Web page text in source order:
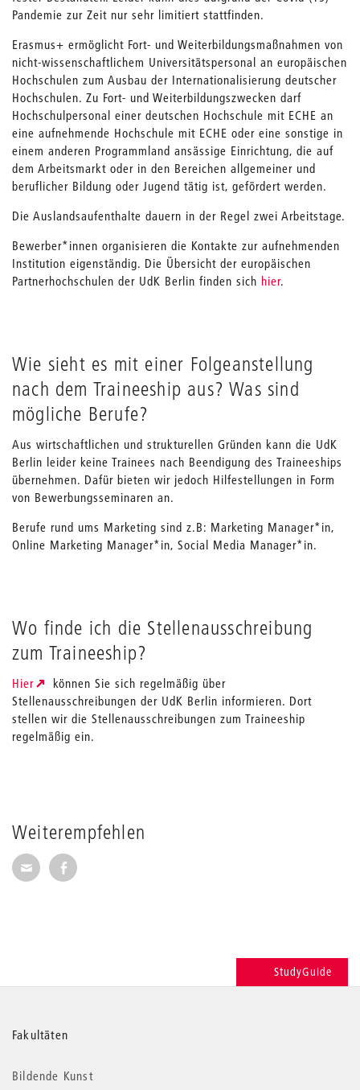
Weiterempfehlen
Seite per E-Mail weiterempfehlen
Seite auf Facebook weiterempfehlen
Pandemie zur Zeit nur sehr limitiert stattfinden.
Erasmus+ ermöglicht Fort- und Weiterbildungsmaßnahmen von
nicht-wissenschaftlichem Universitätspersonal an europäischen
Hochschulen zum Ausbau der Internationalisierung deutscher
Hochschulen. Zu Fort- und Weiterbildungszwecken darf
Hochschulpersonal einer deutschen Hochschule mit ECHE an
eine aufnehmende Hochschule mit ECHE oder eine sonstige in
einem anderen Programmland ansässige Einrichtung, die auf
dem Arbeitsmarkt oder in den Bereichen allgemeiner und
beruflicher Bildung oder Jugend tätig ist, gefördert werden.
Die Auslandsaufenthalte dauern in der Regel zwei Arbeitstage.
Bewerber*innen organisieren die Kontakte zur aufnehmenden
Institution eigenständig. Die Übersicht der europäischen
Partnerhochschulen der UdK Berlin finden sich hier.
Wie sieht es mit einer Folgeanstellung
nach dem Traineeship aus? Was sind
mögliche Berufe?
Aus wirtschaftlichen und strukturellen Gründen kann die UdK
Berlin leider keine Trainees nach Beendigung des Traineeships
übernehmen. Dafür bieten wir jedoch Hilfestellungen in Form
von Bewerbungsseminaren an.
Berufe rund ums Marketing sind z.B: Marketing Manager*in,
Online Marketing Manager*in, Social Media Manager*in.
Wo finde ich die Stellenausschreibung
zum Traineeship?
Hier
können Sie sich regelmäßig über
Stellenausschreibungen der UdK Berlin informieren. Dort
stellen wir die Stellenausschreibungen zum Traineeship
regelmäßig ein.
StudyGuide
Weitere
Informationen
Fakultäten
Bildende Kunst